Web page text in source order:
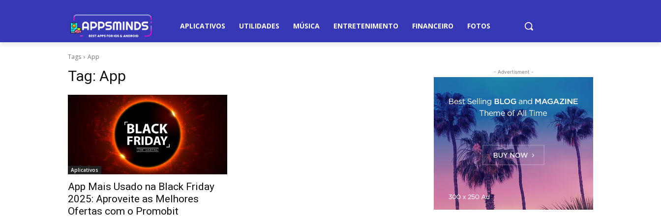
APLICATIVOS UTILIDADES MÚSICA ENTRETENIMENTO FINANCEIRO FOTOS
Tags App
Tag: App
Aplicativos
App Mais Usado na Black Friday
2025: Aproveite as Melhores
Ofertas com o Promobit
- Advertisment -